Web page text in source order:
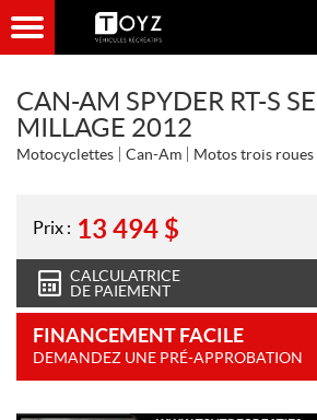
CAN-AM SPYDER RT-S
MILLAGE 2012
Motocyclettes Can-Am Motos trois roues
Prix : 13 494 $
CALCULATRICE
DE PAIEMENT
FINANCEMENT FACILE
DEMANDEZ UNE PRÉ-APPROBATION